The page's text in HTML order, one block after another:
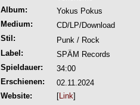
Album:
Yokus Pokus
Medium:
CD/LP/Download
Stil:
Punk / Rock
Label:
SPÄM Records
Spieldauer:
34:00
Erschienen:
02.11.2024
Website:
[Link]